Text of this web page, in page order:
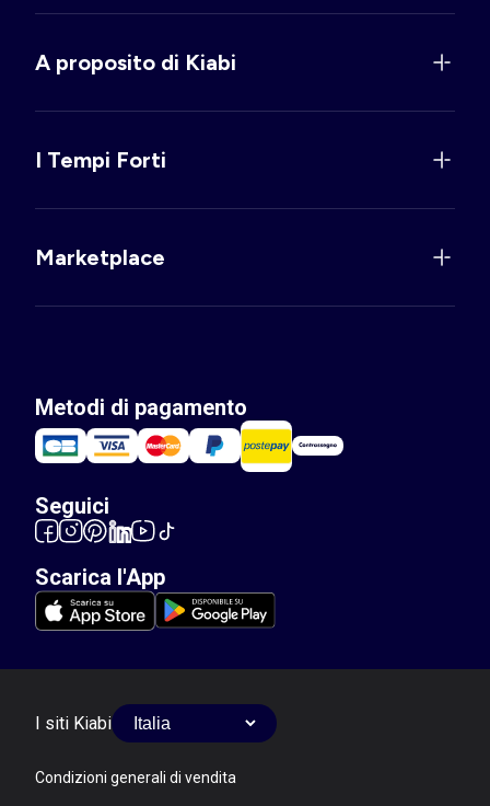
A proposito di Kiabi
I Tempi Forti
Marketplace
Metodi di pagamento
Seguici
Scarica l'App
I siti Kiabi
Condizioni generali di vendita